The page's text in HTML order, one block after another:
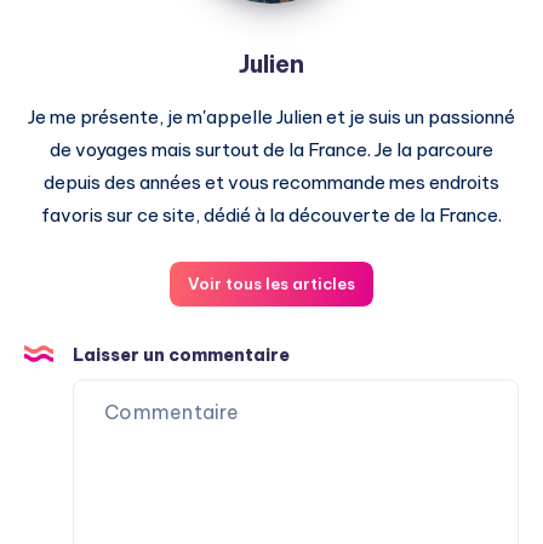
Julien
Je me présente, je m'appelle Julien et je suis un passionné
de voyages mais surtout de la France. Je la parcoure
depuis des années et vous recommande mes endroits
favoris sur ce site, dédié à la découverte de la France.
Voir tous les articles
Laisser un commentaire